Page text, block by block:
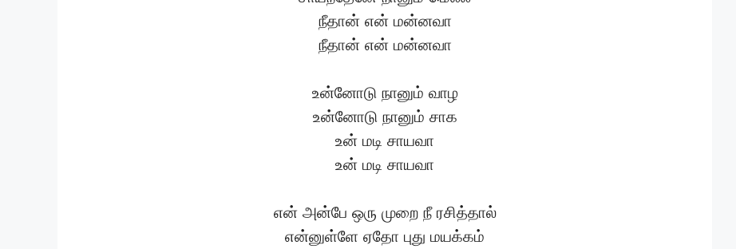
நீதான் என் மன்னவா
நீதான் என் மன்னவா
உன்னோடு நானும் வாழ
உன்னோடு நானும் சாக
உன் மடி சாயவா
உன் மடி சாயவா
என் அன்பே ஒரு முறை நீ ரசித்தால்
என்னுள்ளே ஏதோ புது மயக்கம்